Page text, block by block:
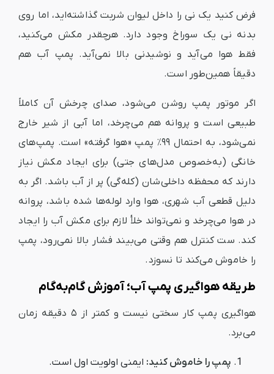
فرض کنید یک نی را داخل لیوان شربت گذاشته‌اید، اما روی
بدنه نی یک سوراخ وجود دارد. هرچقدر مکش می‌کنید،
فقط هوا می‌آید و نوشیدنی بالا نمی‌آید. پمپ آب هم
دقیقاً همین‌طور است.
اگر موتور پمپ روشن می‌شود، صدای چرخش آن کاملاً
طبیعی است و پروانه هم می‌چرخد، اما آبی از شیر خارج
نمی‌شود، به احتمال ۹۹٪ پمپ «هوا گرفته» است. پمپ‌های
خانگی (به‌خصوص مدل‌های جتی) برای ایجاد مکش نیاز
دارند که محفظه داخلی‌شان (کله‌گی) پر از آب باشد. اگر به
دلیل قطعی آب شهری، هوا وارد لوله‌ها شده باشد، پروانه
در هوا می‌چرخد و نمی‌تواند خلأ لازم برای مکش آب را ایجاد
کند. ست کنترل هم وقتی می‌بیند فشار بالا نمی‌رود، پمپ
را خاموش می‌کند تا نسوزد.
طریقه هواگیری پمپ آب؛ آموزش گام‌به‌گام
هواگیری پمپ کار سختی نیست و کمتر از ۵ دقیقه زمان
می‌برد.
پمپ را خاموش کنید: ایمنی اولویت اول است.